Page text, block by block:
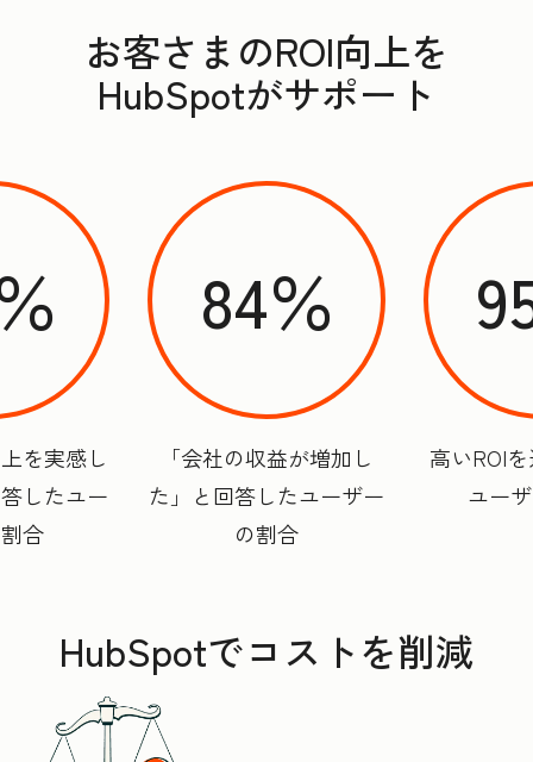
お客さまのROI向上を
HubSpotがサポート
を実感し
したユー
合
84％
「会社の収益が増加し
た」と回答したユーザー
の割合
高いROI
ユー
HubSpotでコストを削減